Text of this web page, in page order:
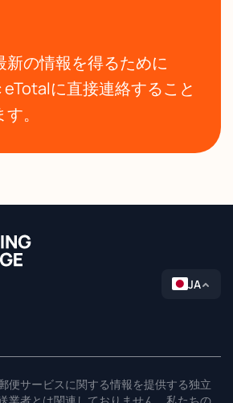
新の情報を得るために
eTotalに直接連絡すること
。
JA
便サービスに関する情報を提供する独立